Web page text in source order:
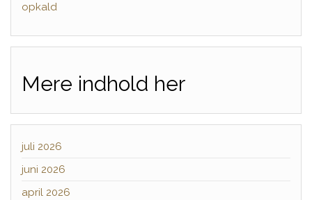
opkald
Mere indhold her
juli 2026
juni 2026
april 2026